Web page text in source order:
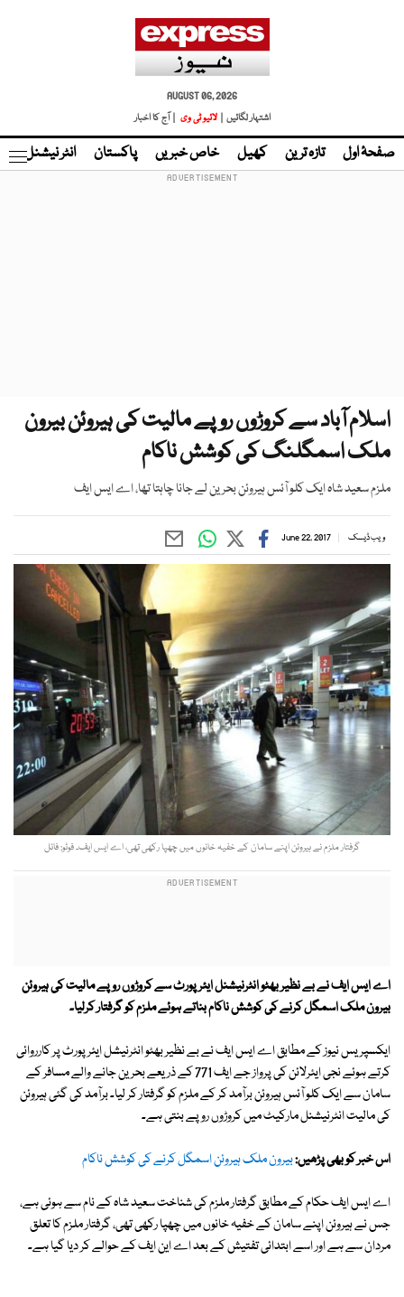
AUGUST 06, 2026
اشتہار لگائیں |
لائیو ٹی وی | آج کا اخبار
صفحۂ اول تازہ ترین کھیل خاص خبریں پاکستان انٹر نیشنل
اسلام آباد سے کروڑوں روپے مالیت کی ہیروئن بیرون
ملک اسمگلنگ کی کوشش ناکام
ملزم سعید شاہ ایک کلو آئس ہیروئن بحرین لے جانا چاہتا تھا، اے ایس ایف
ویب ڈیسک June 22, 2017
گرفتار ملزم نے ہیروئن اپنے سامان کے خفیہ خانوں میں چھپا رکھی تھی، اے ایس ایف۔ فوٹو: فائل
اے ایس ایف نے بے نظیر بھٹو انٹرنیشنل ایئر پورٹ سے کروڑوں روپے مالیت کی ہیروئن
بیرون ملک اسمگل کرنے کی کوشش ناکام بناتے ہوئے ملزم کو گرفتار کرلیا۔
ایکسپریس نیوز کے مطابق اے ایس ایف نے بے نظیر بھٹو انٹرنیشل ایئرپورٹ پر کارروائی
کرتے ہوئے نجی ایئرلائن کی پرواز جے ایف 771 کے ذریعے بحرین جانے والے مسافر کے
سامان سے ایک کلو آئس ہیروئن برآمد کر کے ملزم کو گرفتار کر لیا۔ برآمد کی گئی ہیروئن
کی مالیت انٹرنیشنل مارکیٹ میں کروڑوں روپے بنتی ہے۔
اس خبر کو بھی پڑھیں:بیرون ملک ہیروئن اسمگل کرنے کی کوشش ناکام
اے ایس ایف حکام کے مطابق گرفتار ملزم کی شناخت سعید شاہ کے نام سے ہوئی ہے،
جس نے ہیروئن اپنے سامان کے خفیہ خانوں میں چھپا رکھی تھی، گرفتار ملزم کا تعلق
مردان سے ہے اور اسے ابتدائی تفتیش کے بعد اے این ایف کے حوالے کر دیا گیا ہے۔